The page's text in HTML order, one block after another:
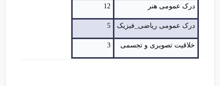
درک عمومی هنر 12
درک عمومی ریاضی_فیزیک 5
خلاقیت تصویری و تجسمی 3